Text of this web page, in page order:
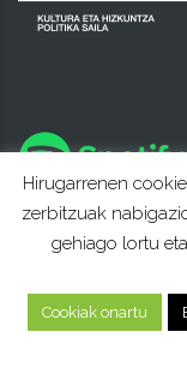
Hirugarrenen
zerbitzuak
gehiago lortu
Cookiak onartu